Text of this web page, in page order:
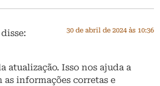
disse: 30 de abril de 2024 às 10:36
atualização. Isso nos ajuda a
as informações corretas e